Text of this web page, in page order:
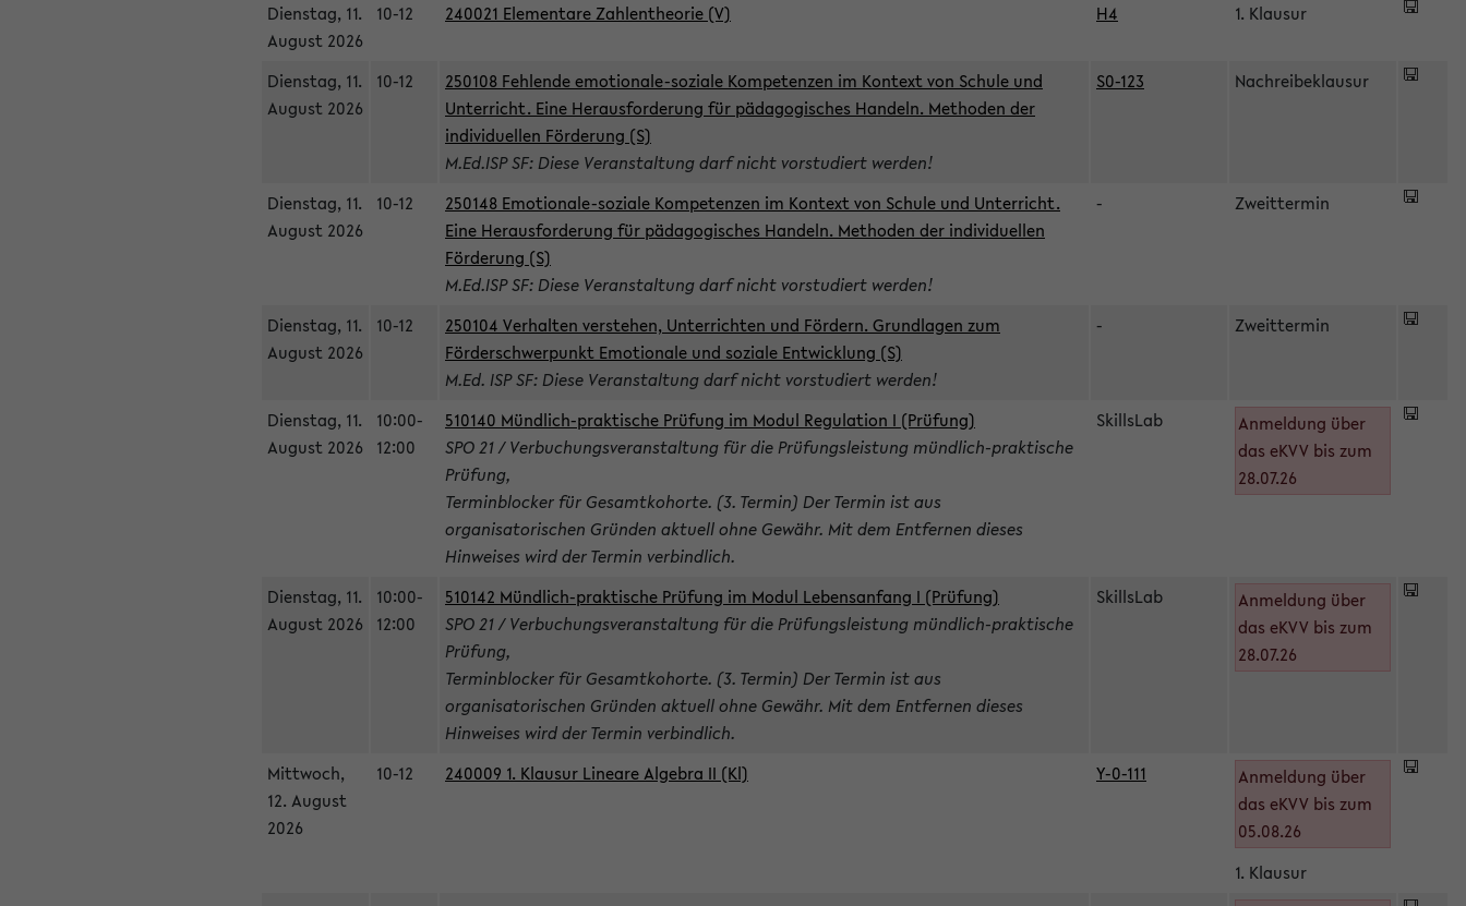
Dienstag, 11.
August 2026
10-12 240021 Elementare Zahlentheorie (V) H4 1. Klausur
Dienstag, 11.
August 2026
10-12
250108 Fehlende emotionale-soziale Kompetenzen im Kontext von Schule und
Unterricht. Eine Herausforderung für pädagogisches Handeln. Methoden der
individuellen Förderung (S)
M.Ed.ISP SF: Diese Veranstaltung darf nicht vorstudiert werden!
S0-123 Nachreibeklausur
Dienstag, 11.
August 2026
10-12
250148 Emotionale-soziale Kompetenzen im Kontext von Schule und Unterricht.
Eine Herausforderung für pädagogisches Handeln. Methoden der individuellen
Förderung (S)
M.Ed.ISP SF: Diese Veranstaltung darf nicht vorstudiert werden!
- Zweittermin
Dienstag, 11.
August 2026
10-12
250104 Verhalten verstehen, Unterrichten und Fördern. Grundlagen zum
Förderschwerpunkt Emotionale und soziale Entwicklung (S)
M.Ed. ISP SF: Diese Veranstaltung darf nicht vorstudiert werden!
- Zweittermin
Dienstag, 11.
August 2026
10:00-
12:00
510140 Mündlich-praktische Prüfung im Modul Regulation I (Prüfung)
SPO 21 / Verbuchungsveranstaltung für die Prüfungsleistung mündlich-praktische
Prüfung,
Terminblocker für Gesamtkohorte. (3. Termin) Der Termin ist aus
organisatorischen Gründen aktuell ohne Gewähr. Mit dem Entfernen dieses
Hinweises wird der Termin verbindlich.
SkillsLab
Anmeldung über
das eKVV bis zum
28.07.26
Dienstag, 11.
August 2026
10:00-
12:00
510142 Mündlich-praktische Prüfung im Modul Lebensanfang I (Prüfung)
SPO 21 / Verbuchungsveranstaltung für die Prüfungsleistung mündlich-praktische
Prüfung,
Terminblocker für Gesamtkohorte. (3. Termin) Der Termin ist aus
organisatorischen Gründen aktuell ohne Gewähr. Mit dem Entfernen dieses
Hinweises wird der Termin verbindlich.
SkillsLab
Anmeldung über
das eKVV bis zum
28.07.26
Mittwoch,
12. August
2026
10-12 240009 1. Klausur Lineare Algebra II (Kl) Y-0-111
Anmeldung über
das eKVV bis zum
05.08.26
1. Klausur